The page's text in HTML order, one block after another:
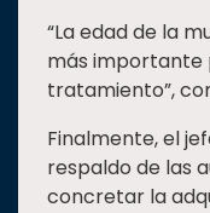
“La edad de la
más importante
tratamiento”,
Finalmente, el
respaldo de las
concretar la